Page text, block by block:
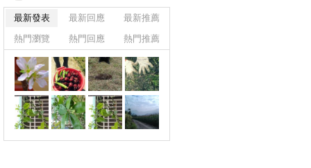
最新發表 最新回應
最新推薦
熱門瀏覽
熱門回應 熱門推薦